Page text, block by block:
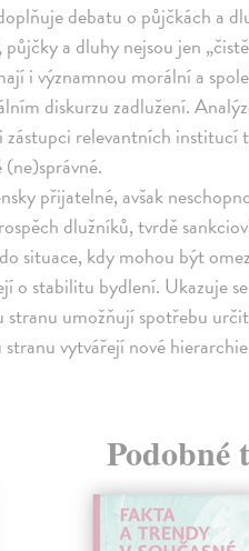
debatu o půjčkách a
a dluhy nejsou jen
i významnou morální a
diskurzu zadlužení.
zástupci relevantních institucí
přijatelné, avšak
dlužníků, tvrdě
situace, kdy mohou být
o stabilitu bydlení. Ukazuje
stranu umožňují spotřebu
vytvářejí nové
Podobné